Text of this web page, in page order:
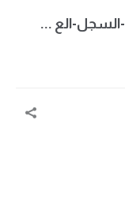
السجل-الع ...